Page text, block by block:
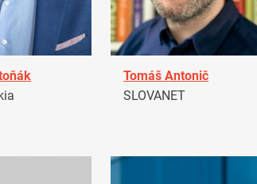
Tomáš Antonič
SLOVANET